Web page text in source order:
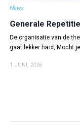
News
Generale
De organisatie van de
gaat lekker hard, Mocht
1 JUNI, 2026